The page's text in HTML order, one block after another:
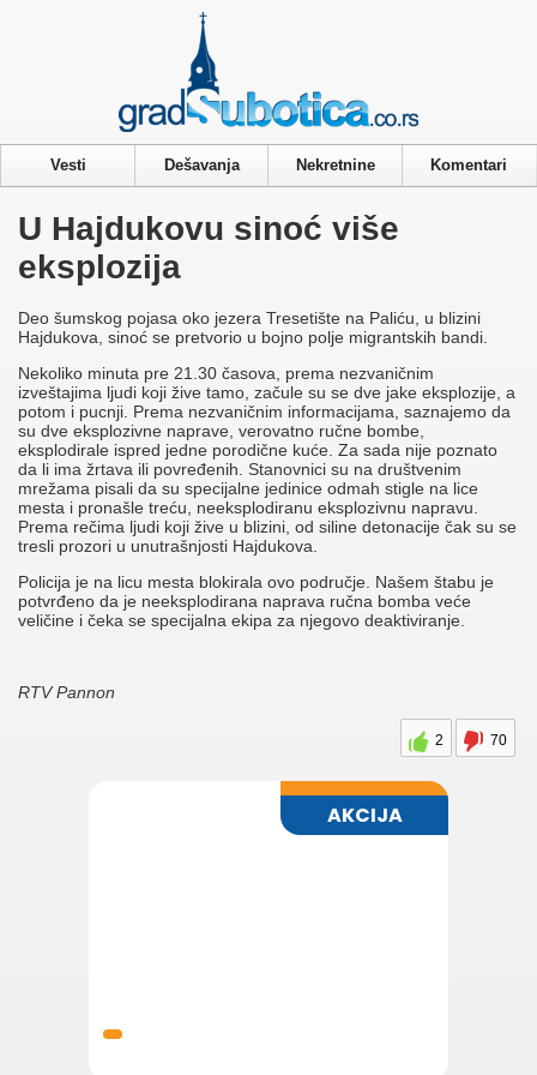
Vesti Dešavanja Nekretnine Komentari
U Hajdukovu sinoć više
eksplozija
Deo šumskog pojasa oko jezera Tresetište na Paliću, u blizini
Hajdukova, sinoć se pretvorio u bojno polje migrantskih bandi.
Nekoliko minuta pre 21.30 časova, prema nezvaničnim
izveštajima ljudi koji žive tamo, začule su se dve jake eksplozije, a
potom i pucnji. Prema nezvaničnim informacijama, saznajemo da
su dve eksplozivne naprave, verovatno ručne bombe,
eksplodirale ispred jedne porodične kuće. Za sada nije poznato
da li ima žrtava ili povređenih. Stanovnici su na društvenim
mrežama pisali da su specijalne jedinice odmah stigle na lice
mesta i pronašle treću, neeksplodiranu eksplozivnu napravu.
Prema rečima ljudi koji žive u blizini, od siline detonacije čak su se
tresli prozori u unutrašnjosti Hajdukova.
Policija je na licu mesta blokirala ovo područje. Našem štabu je
potvrđeno da je neeksplodirana naprava ručna bomba veće
veličine i čeka se specijalna ekipa za njegovo deaktiviranje.
RTV Pannon
2 70
Privacy & Cookies Policy